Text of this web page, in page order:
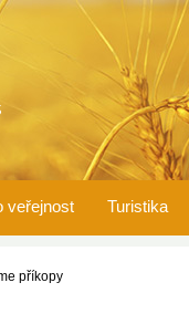
veřejnost Turistika
příkopy